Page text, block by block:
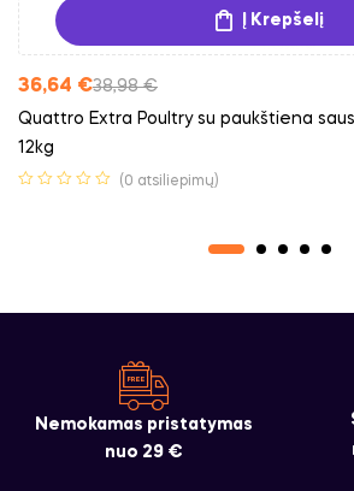
Į Krepšelį
38,98€
36,64 €
Quattro Extra Poultry su paukštiena
12kg
(0 atsiliepimų)
Nemokamas pristatymas
nuo 29 €